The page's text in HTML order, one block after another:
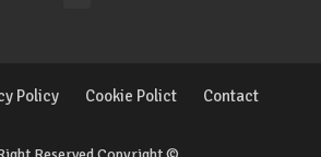
Policy Cookie Polict Contact